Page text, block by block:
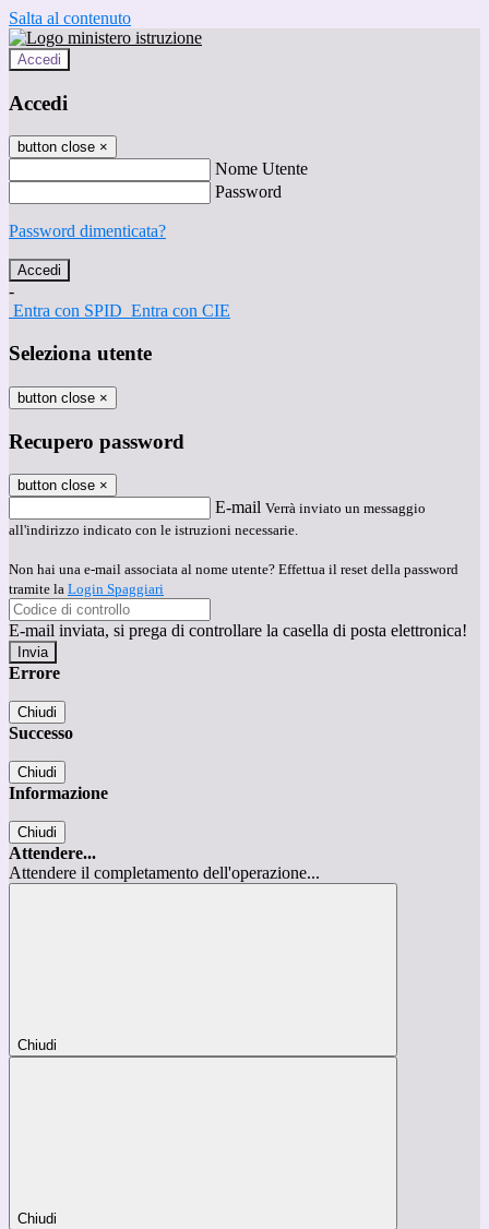
Salta al contenuto
Accedi
Accedi
button close ×
Nome Utente
Password
Password dimenticata?
-
Entra con SPID Entra con CIE
Seleziona utente
button close ×
Recupero password
button close ×
E-mail Verrà inviato un messaggio
all'indirizzo indicato con le istruzioni necessarie.
Non hai una e-mail associata al nome utente? Effettua il reset della password
tramite la Login Spaggiari
E-mail inviata, si prega di controllare la casella di posta elettronica!
Errore
Chiudi
Successo
Chiudi
Informazione
Chiudi
Attendere...
Attendere il completamento dell'operazione...
Chiudi
Chiudi